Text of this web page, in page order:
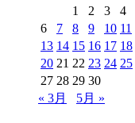
1
2 3 4
6
7 8 9 10 11
13 14 15 16 17 18
20 21 22 23 24 25
27 28 29 30
« 3月
5月 »